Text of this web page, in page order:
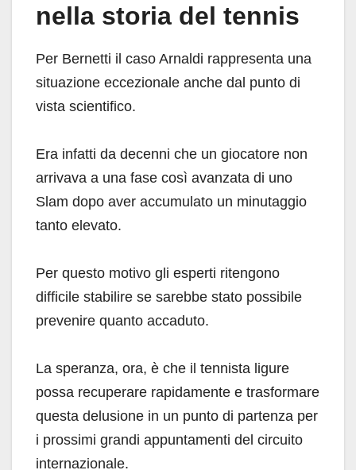
nella storia del tennis
Per Bernetti il caso Arnaldi rappresenta una
situazione eccezionale anche dal punto di
vista scientifico.
Era infatti da decenni che un giocatore non
arrivava a una fase così avanzata di uno
Slam dopo aver accumulato un minutaggio
tanto elevato.
Per questo motivo gli esperti ritengono
difficile stabilire se sarebbe stato possibile
prevenire quanto accaduto.
La speranza, ora, è che il tennista ligure
possa recuperare rapidamente e trasformare
questa delusione in un punto di partenza per
i prossimi grandi appuntamenti del circuito
internazionale.